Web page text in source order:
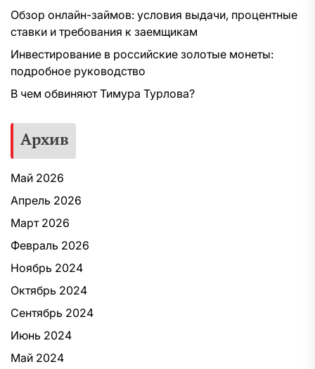
Обзор онлайн-займов: условия выдачи, процентные
ставки и требования к заемщикам
Инвестирование в российские золотые монеты:
подробное руководство
В чем обвиняют Тимура Турлова?
Архив
Май 2026
Апрель 2026
Март 2026
Февраль 2026
Ноябрь 2024
Октябрь 2024
Сентябрь 2024
Июнь 2024
Май 2024